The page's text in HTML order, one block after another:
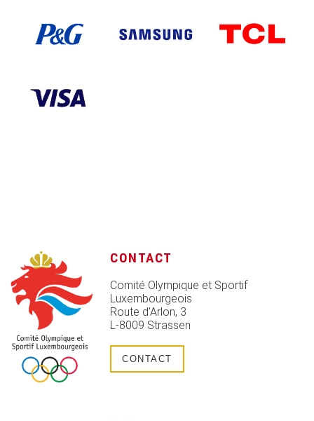
CONTACT
Comité Olympique et Sportif
Luxembourgeois
Route d’Arlon, 3
L-8009 Strassen
CONTACT